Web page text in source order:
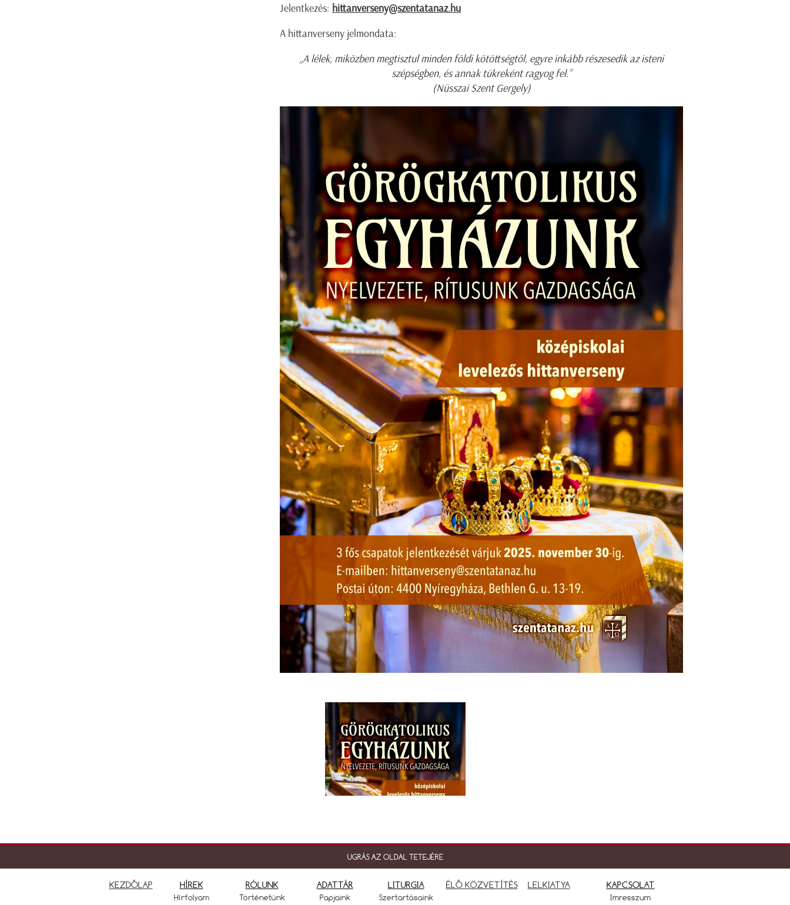
Jelentkezés: hittanverseny@szentatanaz.hu
A hittanverseny jelmondata:
„A lélek, miközben megtisztul minden földi kötöttségtől, egyre inkább részesedik az isteni
szépségben, és annak tükreként ragyog fel.”
(NüsszaiSzent Gergely)
UGRÁS AZ OLDAL TETEJÉRE
KEZDŐLAP HÍREK
Hírfolyam
RÓLUNK
Történetünk
ADATTÁR
Papjaink
LITURGIA
Szertartásaink
ÉLŐ KÖZVETÍTÉS LELKIATYA KAPCSOLAT
Imresszum